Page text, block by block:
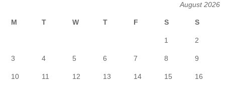
August 2026
M T W T F S S
1 2
3 4 5 6 7 8 9
10 11 12 13 14 15 16